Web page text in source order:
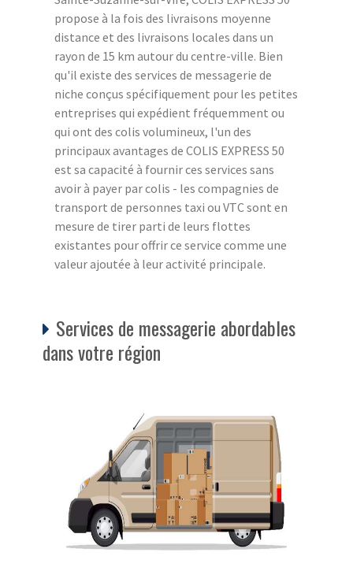
propose à la fois des livraisons moyenne
distance et des livraisons locales dans un
rayon de 15 km autour du centre-ville. Bien
qu'il existe des services de messagerie de
niche conçus spécifiquement pour les petites
entreprises qui expédient fréquemment ou
qui ont des colis volumineux, l'un des
principaux avantages de COLIS EXPRESS 50
est sa capacité à fournir ces services sans
avoir à payer par colis - les compagnies de
transport de personnes taxi ou VTC sont en
mesure de tirer parti de leurs flottes
existantes pour offrir ce service comme une
valeur ajoutée à leur activité principale.
Services de messagerie abordables
dans votre région